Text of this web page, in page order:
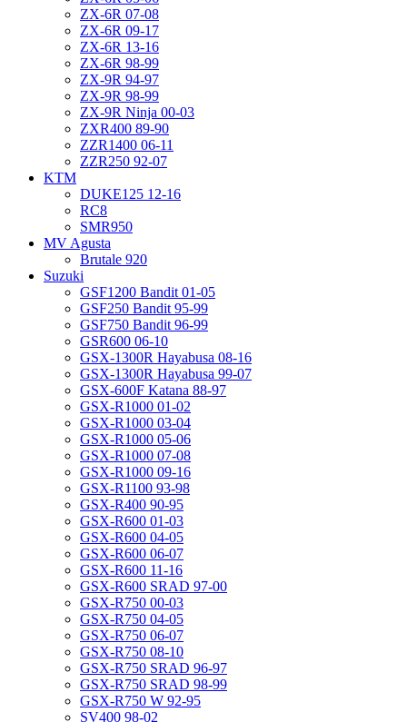
ZX-6R 07-08
ZX-6R 09-17
ZX-6R 13-16
ZX-6R 98-99
ZX-9R 94-97
ZX-9R 98-99
ZX-9R Ninja 00-03
ZXR400 89-90
ZZR1400 06-11
ZZR250 92-07
KTM
DUKE125 12-16
RC8
SMR950
MV Agusta
Brutale 920
Suzuki
GSF1200 Bandit 01-05
GSF250 Bandit 95-99
GSF750 Bandit 96-99
GSR600 06-10
GSX-1300R Hayabusa 08-16
GSX-1300R Hayabusa 99-07
GSX-600F Katana 88-97
GSX-R1000 01-02
GSX-R1000 03-04
GSX-R1000 05-06
GSX-R1000 07-08
GSX-R1000 09-16
GSX-R1100 93-98
GSX-R400 90-95
GSX-R600 01-03
GSX-R600 04-05
GSX-R600 06-07
GSX-R600 11-16
GSX-R600 SRAD 97-00
GSX-R750 00-03
GSX-R750 04-05
GSX-R750 06-07
GSX-R750 08-10
GSX-R750 SRAD 96-97
GSX-R750 SRAD 98-99
GSX-R750 W 92-95
SV400 98-02